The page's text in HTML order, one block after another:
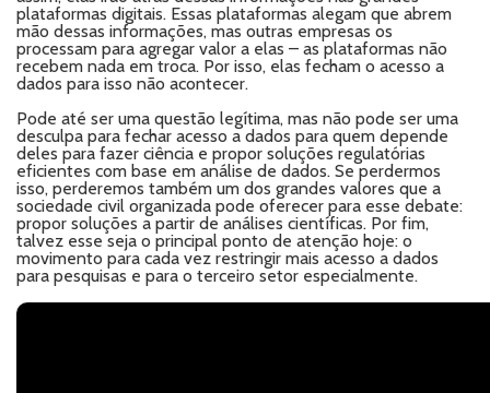
plataformas digitais. Essas plataformas alegam que abrem
mão dessas informações, mas outras empresas os
processam para agregar valor a elas – as plataformas não
recebem nada em troca. Por isso, elas fecham o acesso a
dados para isso não acontecer.
Pode até ser uma questão legítima, mas não pode ser uma
desculpa para fechar acesso a dados para quem depende
deles para fazer ciência e propor soluções regulatórias
eficientes com base em análise de dados. Se perdermos
isso, perderemos também um dos grandes valores que a
sociedade civil organizada pode oferecer para esse debate:
propor soluções a partir de análises científicas. Por fim,
talvez esse seja o principal ponto de atenção hoje: o
movimento para cada vez restringir mais acesso a dados
para pesquisas e para o terceiro setor especialmente.